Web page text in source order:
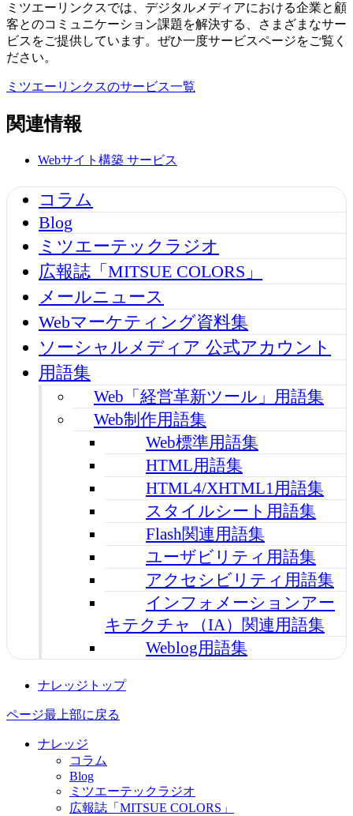
ミツエーリンクスでは、デジタルメディアにおける企業と顧
客とのコミュニケーション課題を解決する、さまざまなサー
ビスをご提供しています。ぜひ一度サービスページをご覧く
ださい。
ミツエーリンクスのサービス一覧
関連情報
Webサイト構築 サービス
コラム
Blog
ミツエーテックラジオ
広報誌「MITSUE COLORS」
メールニュース
Webマーケティング資料集
ソーシャルメディア 公式アカウント
用語集
Web「経営革新ツール」用語集
Web制作用語集
Web標準用語集
HTML用語集
HTML4/XHTML1用語集
スタイルシート用語集
Flash関連用語集
ユーザビリティ用語集
アクセシビリティ用語集
インフォメーションアー
キテクチャ（IA）関連用語集
Weblog用語集
ナレッジトップ
ページ最上部に戻る
ナレッジ
コラム
Blog
ミツエーテックラジオ
広報誌「MITSUE COLORS」